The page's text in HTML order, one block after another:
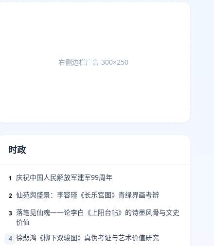
右侧边栏广告 300×250
时政
1 庆祝中国人民解放军建军99周年
2 仙苑與盛景：李容瑾《长乐宫图》青绿界画考辨
3 落笔见仙魂——论李白《上阳台帖》的诗墨风骨与文史
价值
4 徐悲鸿《柳下双骏图》真伪考证与艺术价值研究